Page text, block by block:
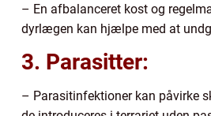
– En afbalanceret kost og
dyrlægen kan hjælpe med at
3. Parasitter:
– Parasitinfektioner kan påvirke